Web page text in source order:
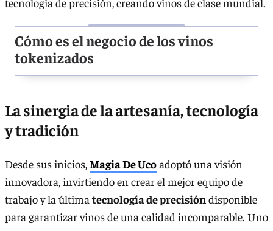
tecnología de precisión, creando vinos de clase mundial.
Cómo es el negocio de los vinos
tokenizados
La sinergia de la artesanía, tecnología
y tradición
Desde sus inicios,Magia De Ucoadoptó una visión
innovadora, invirtiendo en crear el mejor equipo de
trabajo y la última tecnología de precisióndisponible
para garantizar vinos de una calidad incomparable. Uno